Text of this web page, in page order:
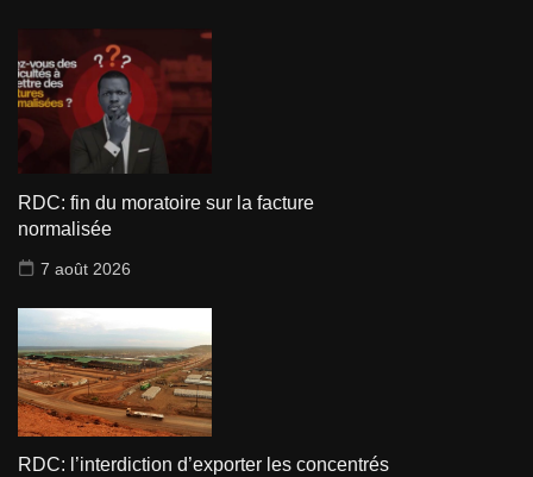
RDC: fin du moratoire sur la facture
normalisée
7 août 2026
RDC: l’interdiction d’exporter les concentrés